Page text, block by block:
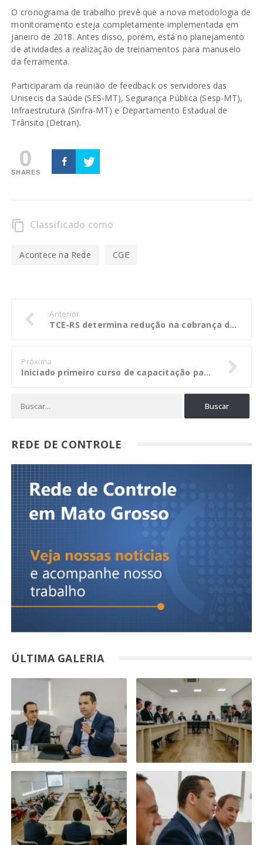
O cronograma de trabalho prevê que a nova metodologia de
monitoramento esteja completamente implementada em
janeiro de 2018. Antes disso, porém, está no planejamento
de atividades a realização de treinamentos para manuseio
da ferramenta.
Participaram da reunião de feedback os servidores das
Unisecis da Saúde (SES-MT), Segurança Pública (Sesp-MT),
Infraestrutura (Sinfra-MT) e Departamento Estadual de
Trânsito (Detran).
0
SHARES
content_copy Classificado como
Acontece na Rede CGE
Anterior
TCE-RS determina redução na cobrança da tarifa de ônibus intermunicipal
Próxima
Iniciado primeiro curso de capacitação para advogados públicos
REDE DE CONTROLE
ÚLTIMA GALERIA